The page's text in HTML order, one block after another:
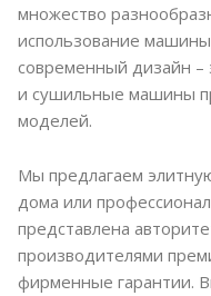
множество
использование
современный дизайн –
и сушильные машины
моделей.
Мы предлагаем
дома или
представлена
производителями
фирменные гарантии.